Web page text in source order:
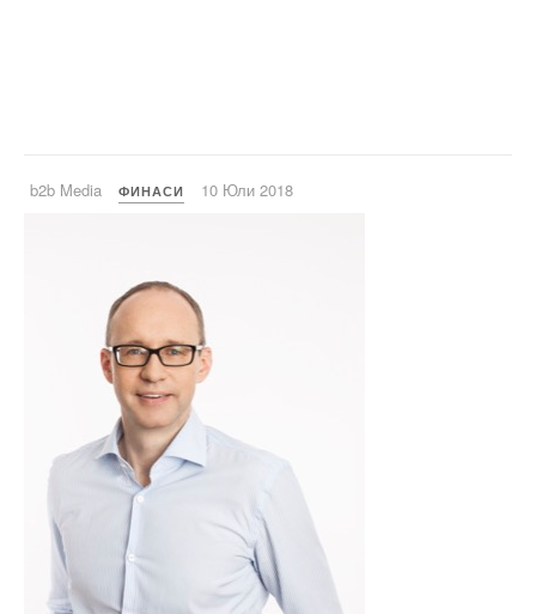
b2b Media ФИНАСИ 10 Юли 2018